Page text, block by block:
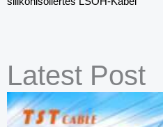
Latest Post